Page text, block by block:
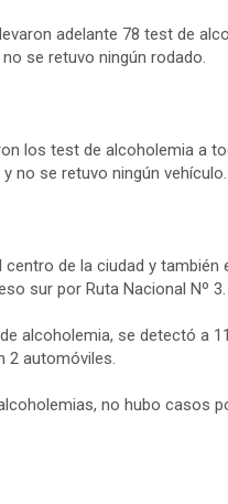
adelante 78 test de
se retuvo ningún rodado.
los test de alcoholemia a
no se retuvo ningún vehículo.
de la ciudad y
sur por Ruta Nacional Nº 3.
alcoholemia, se detectó a
2 automóviles.
no hubo casos